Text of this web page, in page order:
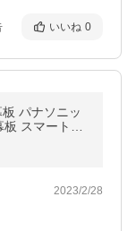
いいね 0
パナソニッ
スマートス
吊戸棚高さ：
2023/2/28